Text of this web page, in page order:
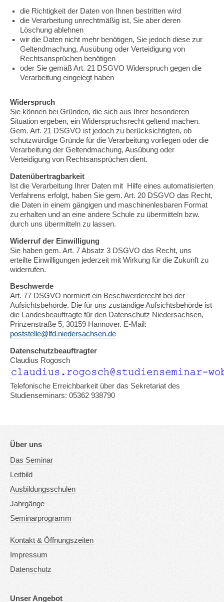
die Richtigkeit der Daten von Ihnen bestritten wird
die Verarbeitung unrechtmäßig ist, Sie aber deren
Löschung ablehnen
wir die Daten nicht mehr benötigen, Sie jedoch diese zur
Geltendmachung, Ausübung oder Verteidigung von
Rechtsansprüchen benötigen
oder Sie gemäß Art. 21 DSGVO Widerspruch gegen die
Verarbeitung eingelegt haben
Widerspruch
Sie können bei Gründen, die sich aus Ihrer besonderen
Situation ergeben, ein Widerspruchsrecht geltend machen.
Gem. Art. 21 DSGVO ist jedoch zu berücksichtigten, ob
schutzwürdige Gründe für die Verarbeitung vorliegen oder die
Verarbeitung der Geltendmachung, Ausübung oder
Verteidigung von Rechtsansprüchen dient.
Datenübertragbarkeit
Ist die Verarbeitung Ihrer Daten mit Hilfe eines automatisierten
Verfahrens erfolgt, haben Sie gem. Art. 20 DSGVO das Recht,
die Daten in einem gängigen und maschinenlesbaren Format
zu erhalten und an eine andere Schule zu übermitteln bzw.
durch uns übermitteln zu lassen.
Widerruf der Einwilligung
Sie haben gem. Art. 7 Absatz 3 DSGVO das Recht, uns
erteilte Einwilligungen jederzeit mit Wirkung für die Zukunft zu
widerrufen.
Beschwerde
Art. 77 DSGVO normiert ein Beschwerderecht bei der
Aufsichtsbehörde. Die für uns zuständige Aufsichtsbehörde ist
die Landesbeauftragte für den Datenschutz Niedersachsen,
Prinzenstraße 5, 30159 Hannover. E-Mail:
poststelle@lfd.niedersachsen.de
Datenschutzbeauftragter
Claudius Rogosch
Telefonische Erreichbarkeit über das Sekretariat des
Studienseminars: 05362 938790
Über uns
Das Seminar
Leitbild
Ausbildungsschulen
Jahrgänge
Seminarprogramm
Kontakt & Öffnungszeiten
Impressum
Datenschutz
Unser Angebot